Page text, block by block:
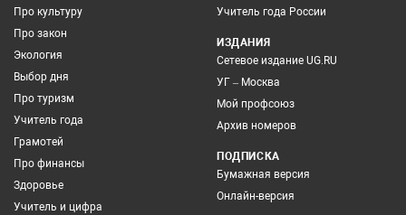
Про культуру
Про закон
Экология
Выбор дня
Про туризм
Учитель года
Грамотей
Про финансы
Здоровье
Учитель и цифра
Учитель года России
ИЗДАНИЯ
Сетевое издание UG.RU
УГ – Москва
Мой профсоюз
Архив номеров
ПОДПИСКА
Бумажная версия
Онлайн-версия